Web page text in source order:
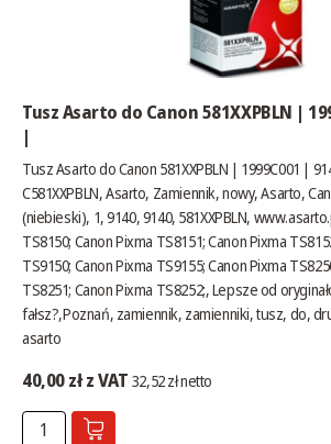
Tusz Asarto do Canon 581XXPBLN |
|
Tusz Asarto do Canon 581XXPBLN | 1999C001 |
C581XXPBLN, Asarto, Zamiennik, nowy, Asarto,
(niebieski), 1, 9140, 9140, 581XXPBLN,
TS8150; Canon Pixma TS8151; Canon Pixma
TS9150; Canon Pixma TS9155; Canon Pixma
TS8251; Canon Pixma TS8252;,Lepsze od
fałsz?,Poznań, zamiennik, zamienniki, tusz, do,
asarto
40,00 zł z VAT 32,52 zł netto